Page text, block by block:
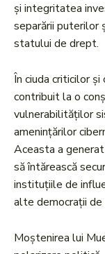
și integritatea
separării puterilor
statului de drept.
În ciuda criticilor
contribuit la o
vulnerabilităților
amenințărilor
Aceasta a
să întărească
instituțiile de
alte democrații
Moștenirea lui